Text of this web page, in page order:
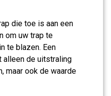
die toe is aan een
om uw trap te
te blazen. Een
alleen de uitstraling
maar ook de waarde